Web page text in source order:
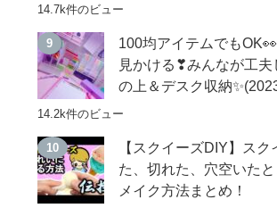
14.7k件のビュー
100均アイテムでも
見かける❣みんなが工夫
の上＆デスク収納
14.2k件のビュー
【スクイーズDIY】ス
た、切れた、穴空いた
メイク方法まとめ！